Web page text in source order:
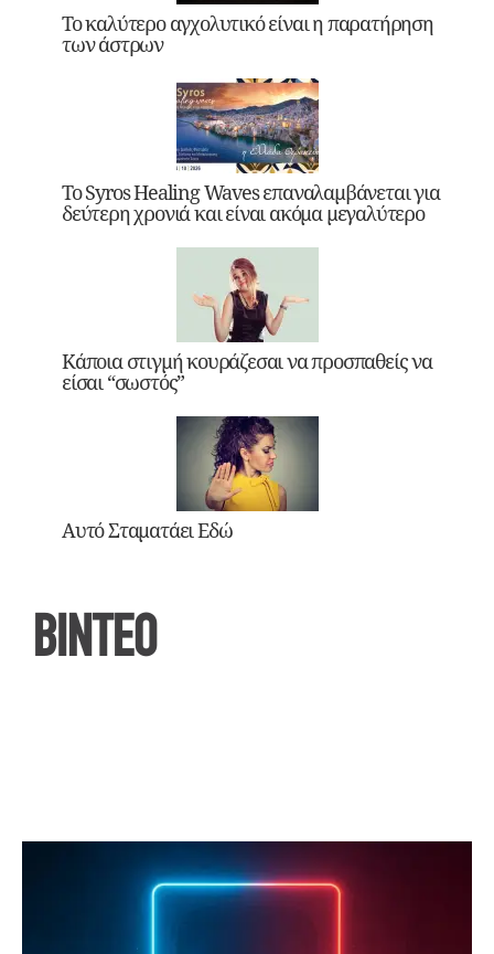
Το καλύτερο αγχολυτικό είναι η παρατήρηση
των άστρων
Το Syros Healing Waves επαναλαμβάνεται για
δεύτερη χρονιά και είναι ακόμα μεγαλύτερο
Κάποια στιγμή κουράζεσαι να προσπαθείς να
είσαι “σωστός”
Αυτό Σταματάει Εδώ
ΒΙΝΤΕΟ